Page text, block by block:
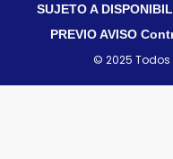
© 2025
SUJETO A
PREVIO AVISO